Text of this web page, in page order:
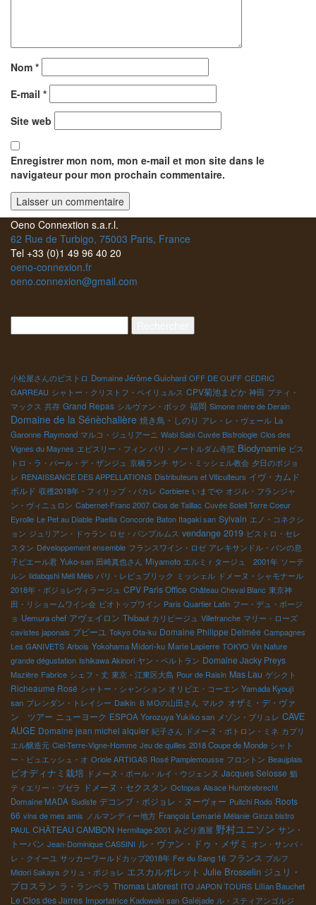
Nom *
E-mail *
Site web
Enregistrer mon nom, mon e-mail et mon site dans le
navigateur pour mon prochain commentaire.
Oeno Connextion s.a.r.l.
62 Rue de Turbigo, 75003 Paris, France
Tel +33 (0)1 49 96 40 20
oeno-connexion.fr
oeno.connexion@gmail.com
小松屋さんのビストロ Domaine Jérôme Guichard OFF DE OUFF CEDRIC
GARREAU シャトー・クリストフ・ペイリュルス CPV菊池まどか 神田 プティ・
マックス 共存 Grand Repas シルヴァン・ボック 福岡 Simone mère de Derain
Domaine de la Sénèchalière 焼き鳥・しのり アレ・レ・ヴェール La
Garonne Raymond マルコ・ジュリアーニ Wabi Sabi Cuvée Bistrologie Clos des
Vignes du Maynes エピスリー・フィン パリ・ノートルダム寺院 Biodynamie ビス
トロ・ラ・パール・デ・ザンジュ 京橋ランチ サン・ミッシェル教会 夕日のボジョ
レ RENAISSANCE DES APPELLATIONS Distributeurs et Viticulteurs イヴ・カムド
ボルド 収穫2018年・フィリップ・パカレ Corbiere いまでや オジル・フランジャ
ン・ヴィニュロン Cabernet-Franc 2007 Clos de Taillac Cuvée Soleil Terre Coeur
Eyrolle Le Pet au Diable Paellia Concorde Baton Itagaki san Sylvain エノ・コネクシ
ョン ジュリアン・ドゥラン ロセ・パンプルムス vendange 2019 ビストロ・セレ
スタン Développement ensemble フランスワイン・ロゼ アレキサンドル・バンの息
子ピエール君 Yuko-san 田崎真也さん Miyamoto エルミｒタージュ 2001年 ソーテ
ルン Iidabqshi Méli Mélo パリ・レピュブリック ミッシェル ドメーヌ・シャモナール
2018年・ボジョレヴィラージュ CPV Paris Office Château Cheval Blanc 東京神
田・リショームワイン会 ビオトップワイン Paris Quartier Latin フー・デュ・ボージ
ョ Uemura chef アヴェイロン Thibaut カリピージュ Villefranche マリー・ローズ
cavistes japonais プピーユ Tokyo Ota-ku Domaine Philippe Delmée Campagnes
Les GANIVETS Arbois Yokohama Midori-ku Marie Lapierre TOKYO Vin Nature
grande dégustation Ishikawa Akinori ヤン・ベルトラン Domaine Jacky Preys
Mazière Fabrice シェフ・丈 東京・江東区大島 Pour de Raisin Mas Lau ゲシクト
Richeaume Rosé シャトー・シャンション オリビエ・コーエン Yamada Kyouji
san ブレンダン・トレイシー Daikin ＢＭОの山田さん マルク オザミ・デ・ヴァ
ン ツアー ニューヨーク ESPOA Yorozuya Yukiko san メゾン・ブリュレ CAVE
AUGE Domaine jean michel alquier 紀子さん ドメーヌ・ポトロン・ミネ カプリ
エル醸造元 Ciel-Terre-Vigne-Homme Jeu de quilles 2018 Coupe de Monde シャト
ー・ピュエッシュ・オ Oriole ARTIGAS Rosé Pamplemousse フロントン Beaujplais
ビオディナミ栽培 ドメーヌ・ポール・ルイ・ウジェンヌ Jacques Selosse 鮨
ティエリー・プゼラ
ドメーヌ・セクスタン Octopus Alsace Humbrebrecht
Domaine MADA Sudiste デコンブ・ボジョレ・ヌーヴォー Puitchi Rodo Roots
66 vins de mes amis ノルマンディー地方 François Lemarié Mélanie Ginza bistro
PAUL CHÂTEAU CAMBON Hermitage 2001 みどり酒屋 野村ユニソン サン・
トーバン Jean-Dominique CASSINI ル・ヴァン・ドゥ・メザミ オン・サンバ・
レ・クイーユ サッカーワールドカップ2018年 Fer du Sang 16 フランス プルフ
Midori Sakaya クリュ・ボジョレ エスカルポレット Julie Brosselin ジュリ・
ブロスラン ラ・ランベラ Thomas Laforest ITO JAPON TOURS Lilian Bauchet
Le Clos des Jarres Importatrice Kadowaki san Galéjade ル・スティアンゴルジ